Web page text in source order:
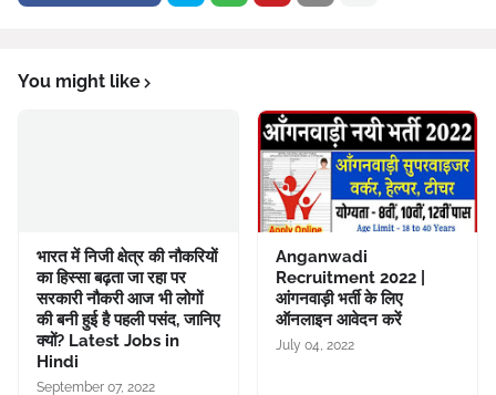
You might like
भारत में निजी क्षेत्र की नौकरियों
का हिस्सा बढ़ता जा रहा पर
सरकारी नौकरी आज भी लोगों
की बनी हुई है पहली पसंद, जानिए
क्यों? Latest Jobs in
Hindi
September 07, 2022
Anganwadi
Recruitment 2022 |
आंगनवाड़ी भर्ती के लिए
ऑनलाइन आवेदन करें
July 04, 2022